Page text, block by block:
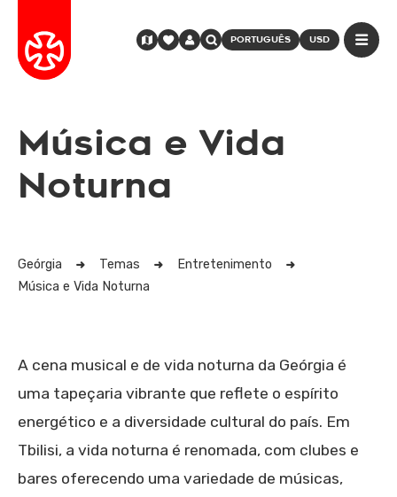
PORTUGUÊS USD
Música e Vida
Noturna
Geórgia Temas
Entretenimento
Música e Vida Noturna
A cena musical e de vida noturna da Geórgia é
uma tapeçaria vibrante que reflete o espírito
energético e a diversidade cultural do país. Em
Tbilisi, a vida noturna é renomada, com clubes e
bares oferecendo uma variedade de músicas,